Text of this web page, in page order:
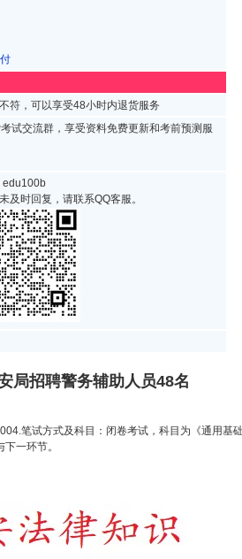
符，可以享受48小时内退货服务
试交流群，享受资料免费更新和考前预测服
edu100b
及时回复，请联系QQ客服。
局招聘警务辅助人员48名
笔试方式及科目：闭卷考试，科目为《通用
一环节。